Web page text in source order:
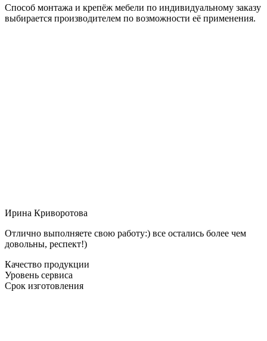
Способ монтажа и крепёж мебели по индивидуальному заказу
выбирается производителем по возможности её применения.
Ирина Криворотова
Отлично выполняете свою работу:) все остались более чем
довольны, респект!)
Качество продукции
Уровень сервиса
Срок изготовления